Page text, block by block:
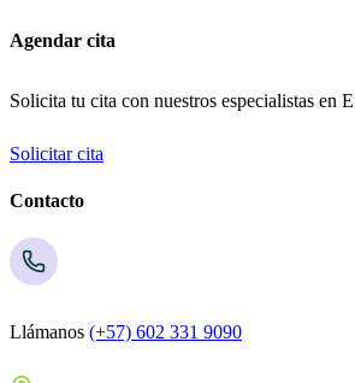
Agendar cita
Solicita tu cita con nuestros especialistas en
Solicitar cita
Contacto
Llámanos (+57) 602 331 9090